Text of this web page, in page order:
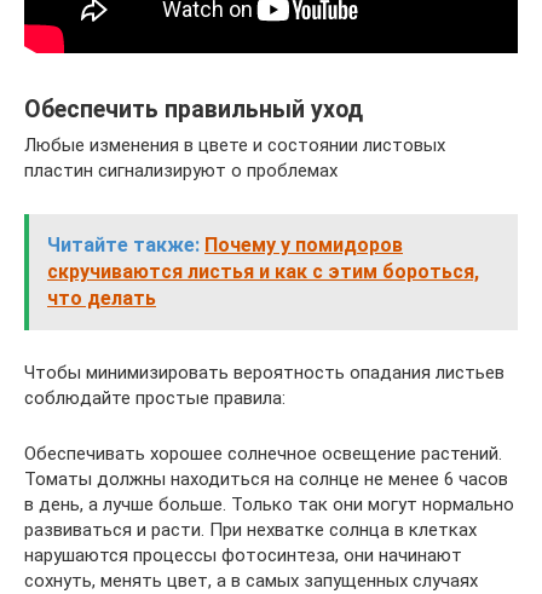
Обеспечить правильный уход
Любые изменения в цвете и состоянии листовых
пластин сигнализируют о проблемах
Читайте также: Почему у помидоров
скручиваются листья и как с этим бороться,
что делать
Чтобы минимизировать вероятность опадания листьев
соблюдайте простые правила:
Обеспечивать хорошее солнечное освещение растений.
Томаты должны находиться на солнце не менее 6 часов
в день, а лучше больше. Только так они могут нормально
развиваться и расти. При нехватке солнца в клетках
нарушаются процессы фотосинтеза, они начинают
сохнуть, менять цвет, а в самых запущенных случаях